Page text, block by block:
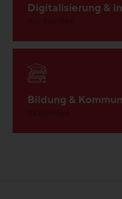
Digitalisierung &
Bildung &